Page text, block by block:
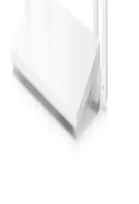
ZTE H3601P AX3000 WiFi 6
Alanlar İçin Güçlü ve Stabil
ZTE H3601P AX3000 WiFi 6 Mesh ikili
stabil ve yüksek hızlı internet sağlar,
imkanı sunar, ev ve ofislerde ideal çözüm.
Modem Modelleri ve Güncel
Modem Sizin İçin Uygun